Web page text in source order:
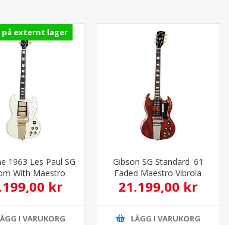
på externt lager
1963 Les Paul SG
With Maestro
Classic White
kr
I VARUKORG
Gibson SG Standard '61
Faded Maestro Vibrola
Vintage Cherry
21.199,00 kr
LÄGG I VARUKORG